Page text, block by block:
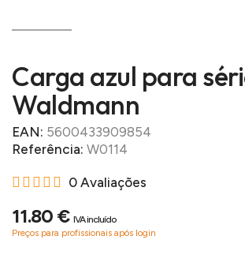
Carga azul para
Waldmann
EAN: 5600433909854
Referência: W0114
0 Avaliações
11.80 € IVA incluído
Preços para profissionais após login